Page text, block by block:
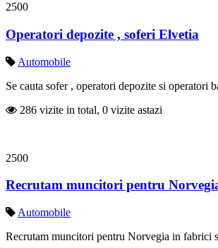
2500
Operatori depozite , soferi Elvetia
Automobile
Se cauta sofer , operatori depozite si
286 vizite in total, 0 vizite astazi
2500
Recrutam muncitori pentru
Automobile
Recrutam muncitori pentru Norvegia in fabrici